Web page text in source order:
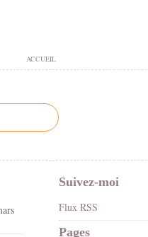
ACCUEIL
Suivez-moi
Flux RSS
Pages